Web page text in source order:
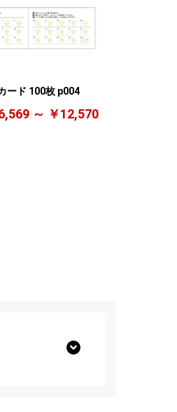
ード 100枚 p004
～ ￥12,570